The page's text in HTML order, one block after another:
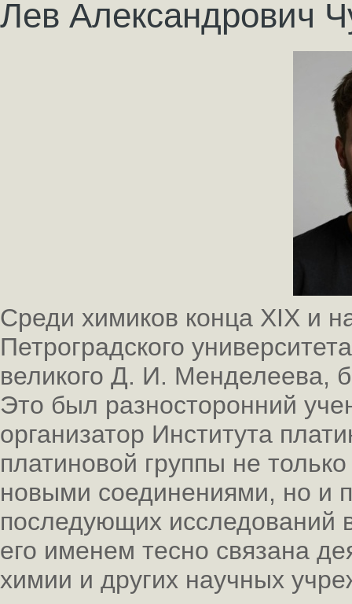
Лев Александрович
Среди химиков конца XIX и
Петроградского
великого Д. И. Менделеева,
Это был разносторонний
организатор Института
платиновой группы не
новыми соединениями, но и
последующих исследований
его именем тесно связана
химии и других научных